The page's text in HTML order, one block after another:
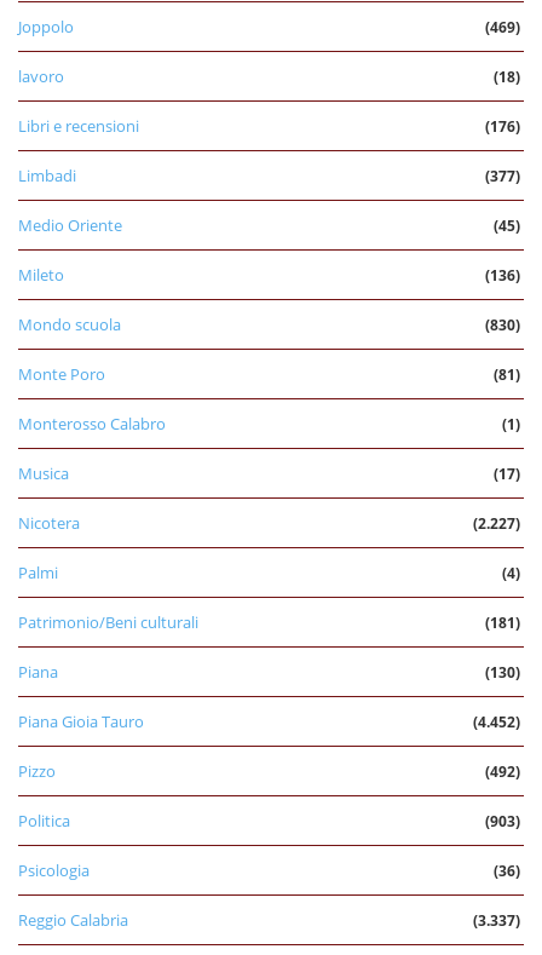
Joppolo (469)
lavoro (18)
Libri e recensioni (176)
Limbadi (377)
Medio Oriente (45)
Mileto (136)
Mondo scuola (830)
Monte Poro (81)
Monterosso Calabro (1)
Musica (17)
Nicotera (2.227)
Palmi (4)
Patrimonio/Beni culturali (181)
Piana (130)
Piana Gioia Tauro (4.452)
Pizzo (492)
Politica (903)
Psicologia (36)
Reggio Calabria (3.337)